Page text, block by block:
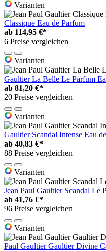
Varianten
Classique Eau de Parfum
ab 114,95 €*
6 Preise vergleichen
Varianten
Gaultier La Belle Le Parfum
ab 81,20 €*
20 Preise vergleichen
Varianten
Gaultier Scandal Intense Eau
ab 40,83 €*
88 Preise vergleichen
Varianten
Jean Paul Gaultier Scandal Le
ab 41,76 €*
96 Preise vergleichen
Varianten
Paul Gaultier Gaultier Divine